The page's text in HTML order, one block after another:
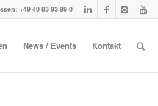
+49 40 83 93 99 0
News / Events Kontakt